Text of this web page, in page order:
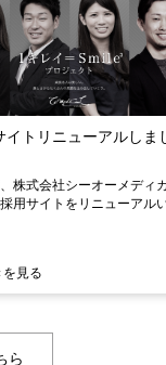
イトリニューアルしま
株式会社シーオーメディカ
用サイトをリニューアル
を見る
ら